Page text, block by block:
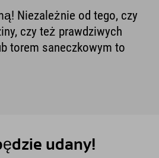
Niezależnie od tego, czy
czy też prawdziwych
torem saneczkowym to
udany!